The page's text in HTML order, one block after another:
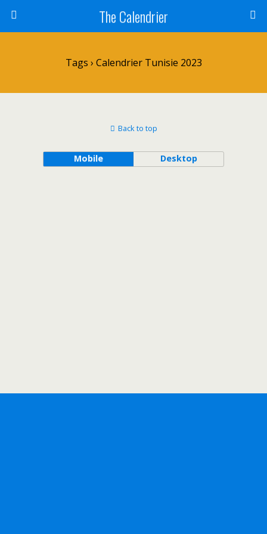
The Calendrier
Tags › Calendrier Tunisie 2023
Back to top
Mobile Desktop